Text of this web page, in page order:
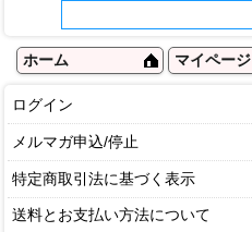
ホーム マイページ
ログイン
メルマガ申込/停止
特定商取引法に基づく表示
送料とお支払い方法について